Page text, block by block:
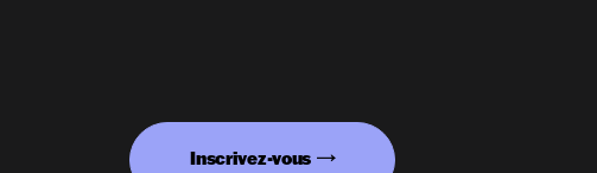
Inscrivez-vous